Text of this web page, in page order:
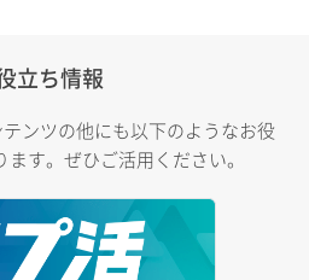
立ち情報
ンツの他にも以下のようなお役
す。ぜひご活用ください。